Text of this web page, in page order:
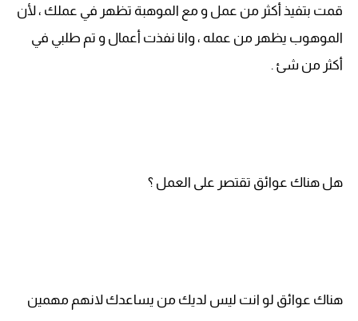
قمت بتفيذ أكثر من عمل و مع الموهبة تظهر في عملك ، لأن
الموهوب يظهر من عمله ، وانا نفذت أعمال و تم طلبي في
أكثر من شئ .
هل هناك عوائق تقتصر على العمل ؟
هناك عوائق لو انت ليس لديك من يساعدك لانهم مهمين